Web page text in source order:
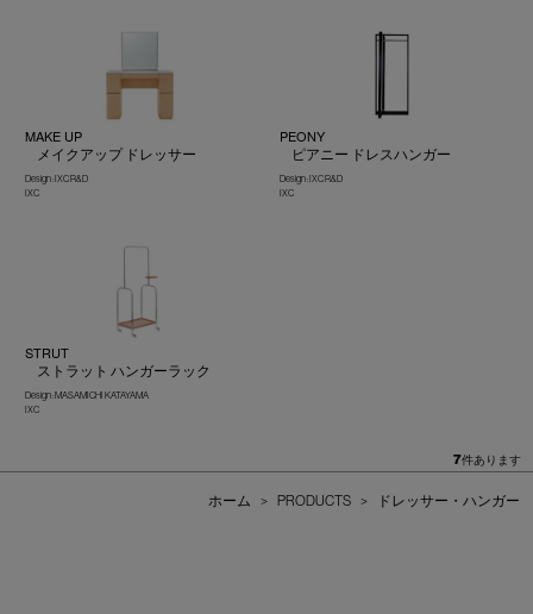
MAKE UP
メイクアップ ドレッサー
Design : IXC R&D
IXC
PEONY
ピアニー ドレスハンガー
Design : IXC R&D
IXC
STRUT
ストラット ハンガーラック
Design : MASAMICHI KATAYAMA
IXC
7件あります
ホーム > PRODUCTS > ドレッサー・ハンガー